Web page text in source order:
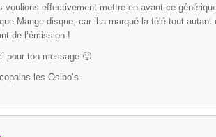
voulions effectivement mettre en avant ce
Mange-disque, car il a marqué la télé tout autant
de l’émission !
pour ton message 🙂
les Osibo’s.